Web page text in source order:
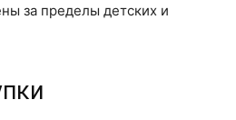
за пределы детских и